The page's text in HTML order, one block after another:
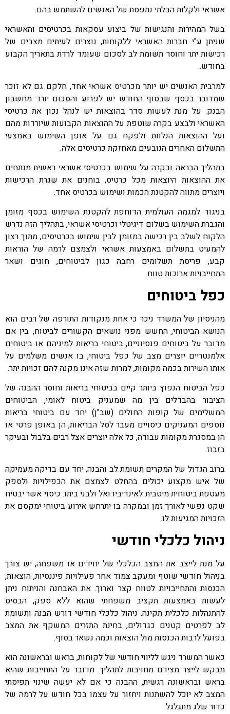
אשראי ולקלות הבלתי נתפסת של האנשים להשתמש בהם.
בשל המהירות והנגישות של ביצוע עסקאות בכרטיסים והאשראי
שניתן ע"י חברות האשראי ללקוחות, נוצרים לעיתים מצבים של
רכישות יתר וחוסר תשומת לב לסכום שעומד לרדת בתאריך הקבוע
בחודש.
למרבית האנשים יש יותר מכרטיס אשראי אחד, חלקם גם לא זוכר
שמדובר בכסף שבסוף החודש יש לפרוע והסכום יורד מחשבון
הבנק. על מנת לעשות סדר בהוצאות יש לנהל נכון את כרטיסי
האשראי ולבצע בקרה שוטפת על ההוצאות הקבועות שיורדות מהם
ועל ההוצאות הנלוות ולפקח גם על אופן השימוש באמצעי
התשלום האחרים הנובעים מאחזקת כרטיסים אלה.
בתהליך הבראה ובקרה על שימוש בכרטיסי אשראי ראשית מנתחים
את ההוצאות היוצאות מכל כרטיס, בוחנים את שגרת הרכישות
ויוצרים מתווה להקטנת הכמות ושימוש בכרטיס אחד.
בניגוד למגמה העולמית הדוחפת להקטנת השימוש בכסף מזומן
והגברת השימוש בשלום דיגיטלי וכרטיסי אשראי, בתהליך הזה נדרש
הלקוח לשלב בין רכישה במזומן לבין שימוש בכרטיסים, מתוך רצון
להמעיט בתשלום באמצעות אשראי ולצמצם לרמה של הוראות
קבע, פריסת תשלומים רחבה כגון לביטוחים, חוגים ושאר
התחייבויות ארוכות טווח.
כפל ביטוחים
מהניסיון של המשרד ניכר כי אחת מנקודות התורפה של רבים הוא
הנושא הביטוחי, החשש מפני נושאים הקשורים לביטוח, בין אם
מדובר על ביטוחים פנסיוניים, ביטוחי בריאות למיניהם או ביטוחים
אלמנטריים יוצרים מצב של כפל ביטוחי, בו אנשים משלמים על
אותו השירות בכמה מקומות, למרות שזה אינו מקנה להם זכויות יתר.
כפל הביטוח הנפוץ ביותר קיים בביטוחי בריאות וחוסר ההבנה של
הציבור בהבדלים בין מה שמעניק ביטוח לאומי, הביטוחים
המשלימים של קופות החולים (שב"ן) יחד עם ביטוחי בריאות
נוספים המעניקים כיסויים מעבר לסל הבריאות, הן באופן פרטי או
הן במסגרת מקומות עבודה, כל אלה יוצרים אצל רבים בלבול ובעיקר
בזבוז.
ברוב הגדול של המקרים תשומת לב והבנה, יחד עם בדיקה מעמיקה
של איש מקצוע יכולים בהחלט לצמצם את הכפילויות ולספק
מעטפת ביטוחית מיטבית לאינדיבידואל ולבני ביתו. כיסוי אשר יבטיח
שקט נפשי לאורך זמן ובמקרה בו יתרחש אירוע ביטוחי ימקסם את
הזכויות המגיעות לו.
ניהול כלכלי חודשי
על מנת לייצב את המצב הכלכלי של יחידים או משפחה, יש צורך
בניהול חודשי שוטף ומעקב צמוד אחר פעילויות פיננסיות, הוצאות,
הכנסות והתחייבויות לטווח קצר וארוך. את האבחנה והניתוח ניתן
לעשות באמצעות תקציב משפחתי שהוא ללא ספק, הבסיס
להתנהלות כלכלית תקינה. ניהול כלכלי חודשי דורש הבנה ותשומת
לב לפרטים קטנים כגדולים, בחינת התזרים המשקף את המצב
בפועל לרבות הכנסות מול הוצאות וכמה נשאר בסוף.
כאשר המשרד ניגש לליווי חודשי של לקוחות, בראש ובראשונה הוא
מבקש לייצר מצידם מחויבות לתהליך. מדובר על התחייבות שהיא
בראש ובראשונה רגשית, ההבנה כי אם לא יעשה שינוי תפיסתי
המצב לא יוכל להשתנות ויחזור על עצמו בכל חודש על לרמה של
כדור שלג מתגלגל.